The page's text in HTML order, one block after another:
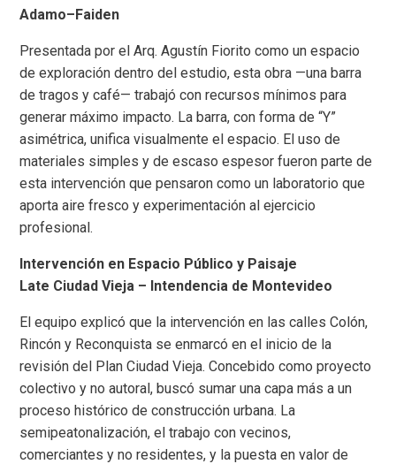
Adamo–Faiden
Presentada por el Arq. Agustín Fiorito como un espacio
de exploración dentro del estudio, esta obra —una barra
de tragos y café— trabajó con recursos mínimos para
generar máximo impacto. La barra, con forma de “Y”
asimétrica, unifica visualmente el espacio. El uso de
materiales simples y de escaso espesor fueron parte de
esta intervención que pensaron como un laboratorio que
aporta aire fresco y experimentación al ejercicio
profesional.
Intervención en Espacio Público y Paisaje
Late Ciudad Vieja – Intendencia de Montevideo
El equipo explicó que la intervención en las calles Colón,
Rincón y Reconquista se enmarcó en el inicio de la
revisión del Plan Ciudad Vieja. Concebido como proyecto
colectivo y no autoral, buscó sumar una capa más a un
proceso histórico de construcción urbana. La
semipeatonalización, el trabajo con vecinos,
comerciantes y no residentes, y la puesta en valor de